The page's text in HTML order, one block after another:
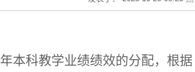
年本科教学业绩绩效的分配，根